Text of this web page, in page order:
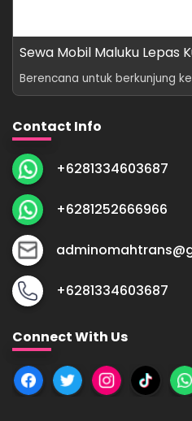
Sewa Mobil Maluku Lepas
Berencana untuk berkunjung
Contact Info
+6281334603687
+6281252666966
+6281334603687
Connect With Us